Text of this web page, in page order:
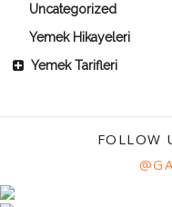
Uncategorized
Yemek Hikayeleri
Yemek Tarifleri
FOLLOW